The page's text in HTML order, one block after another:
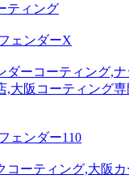
ェンダーX
ェンダー110